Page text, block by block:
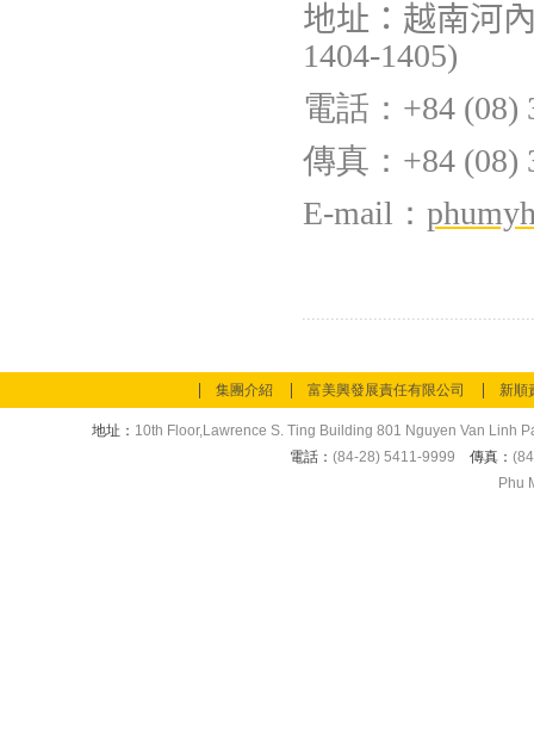
地址： 越南河
1404-1405)
電話 ： +84 (08)
傳真 ：+84 (08)
E-mail ：
集團介紹 富美興發展責任有限公司 新順
地址： 10th Floor,Lawrence S. Ting Building 801 Nguyen Van Linh
電話： (84-28) 5411-9999 傳真：
Phu